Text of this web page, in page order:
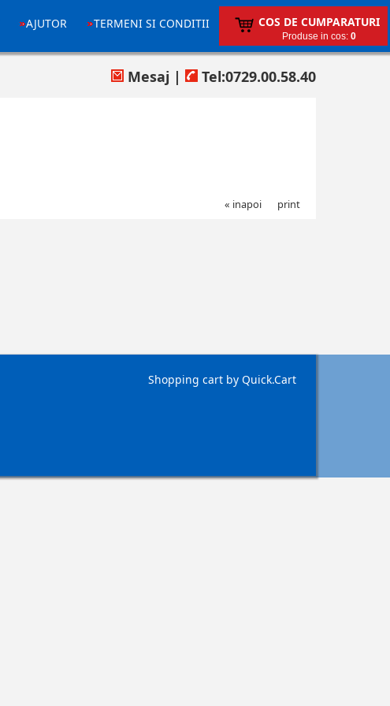
AJUTOR TERMENI SI CONDITII COS DE CUMPARATURI
Produse in cos: 0
Mesaj | Tel:0729.00.58.40
print
« inapoi
Shopping cart by Quick.Cart